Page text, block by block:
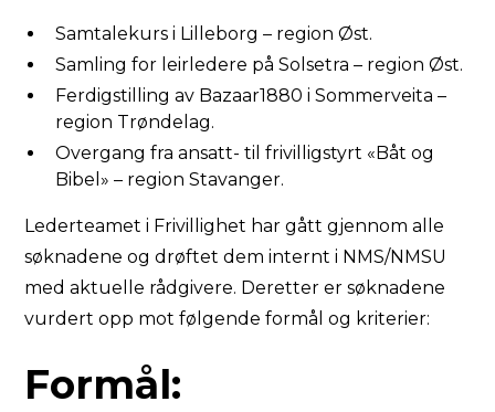
Samtalekurs i Lilleborg – region Øst.
Samling for leirledere på Solsetra – region Øst.
Ferdigstilling av Bazaar1880 i Sommerveita –
region Trøndelag.
Overgang fra ansatt- til frivilligstyrt «Båt og
Bibel» – region Stavanger.
Lederteamet i Frivillighet har gått gjennom alle
søknadene og drøftet dem internt i NMS/NMSU
med aktuelle rådgivere. Deretter er søknadene
vurdert opp mot følgende formål og kriterier:
Formål: